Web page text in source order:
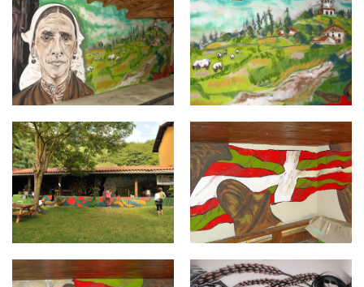
Trokoniz14.jpg Trokoniz0012.jpg
Trokoniz0011.jpg langarika9.jpg